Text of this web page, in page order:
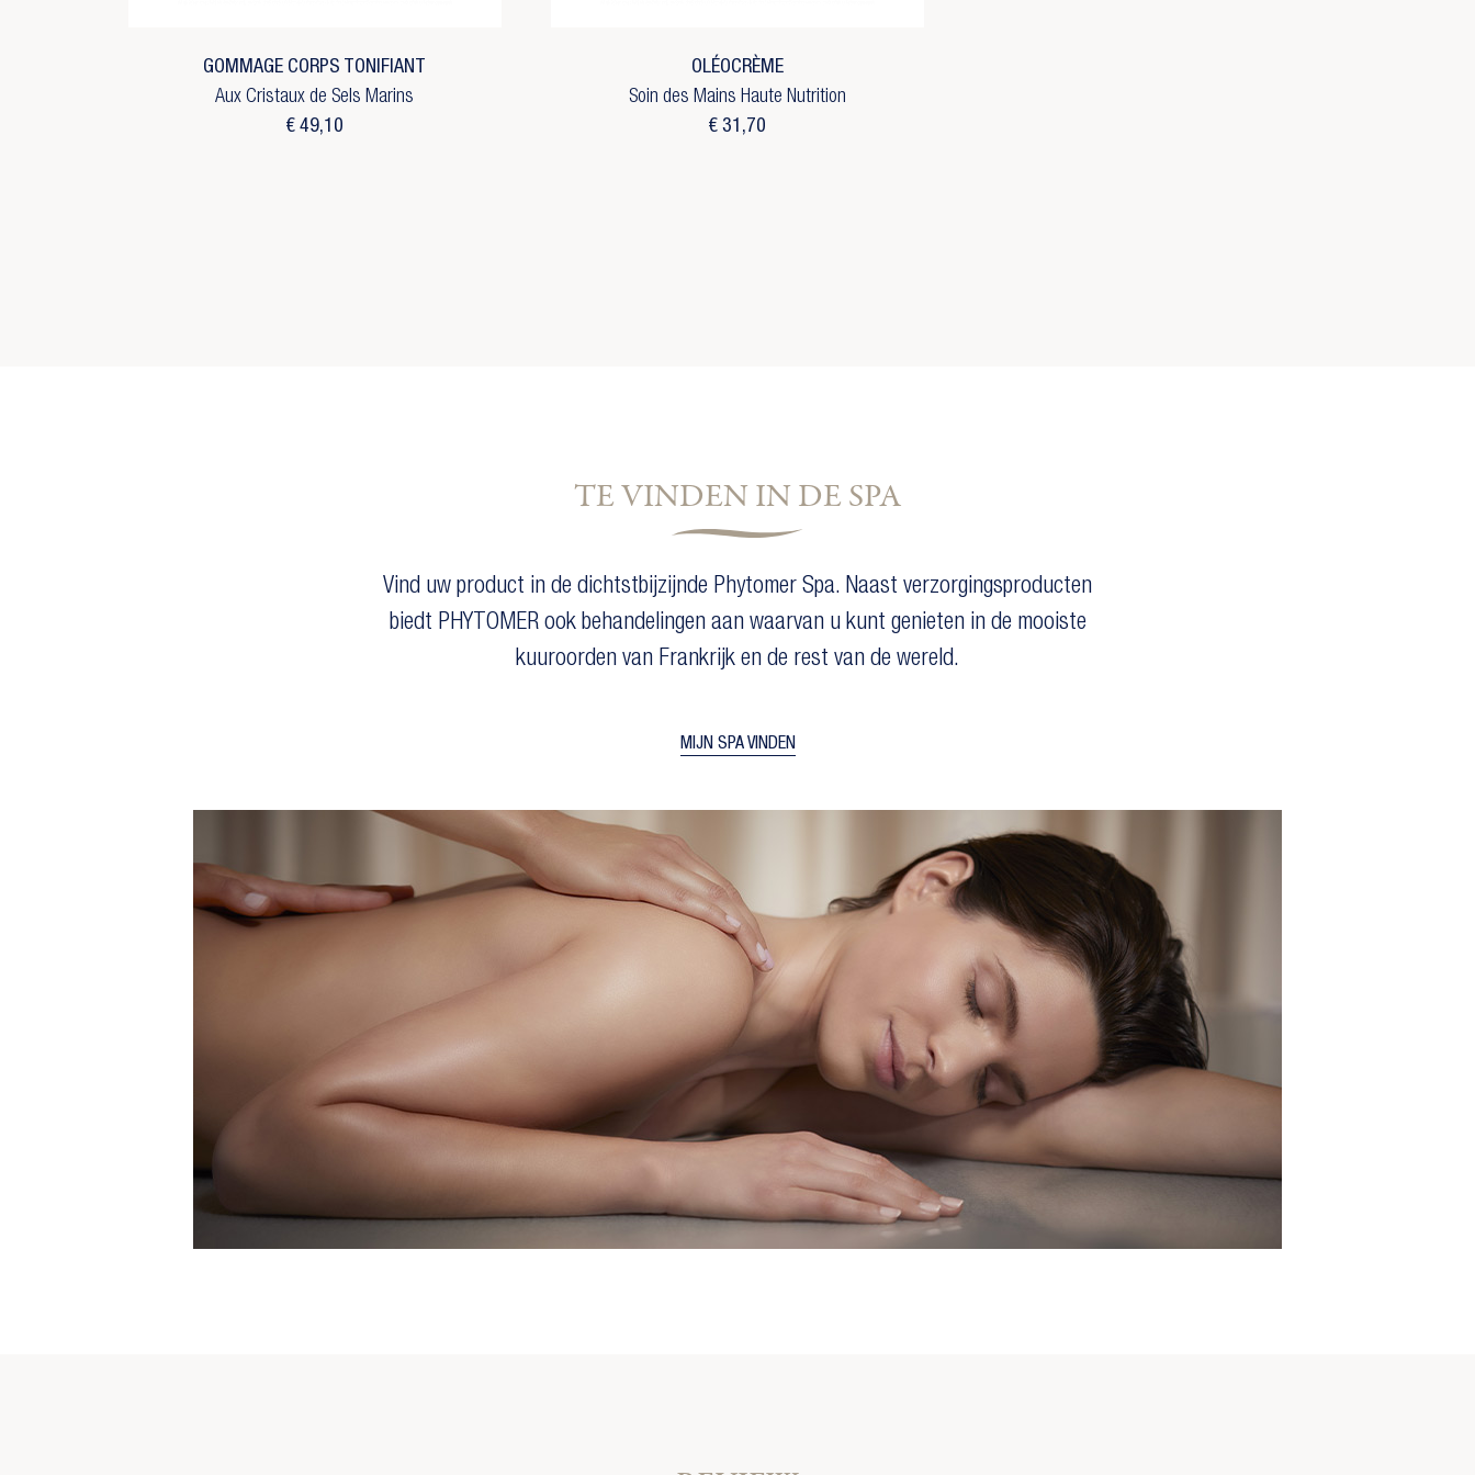
GOMMAGE CORPS TONIFIANT
Aux Cristaux de Sels Marins
€ 49,10
OLÉOCRÈME
Soin des Mains Haute Nutrition
€ 31,70
TE VINDEN IN DE SPA
Vind uw product in de dichtstbijzijnde Phytomer Spa. Naast verzorgingsproducten
biedt PHYTOMER ook behandelingen aan waarvan u kunt genieten in de mooiste
kuuroorden van Frankrijk en de rest van de wereld.
MIJN SPA VINDEN